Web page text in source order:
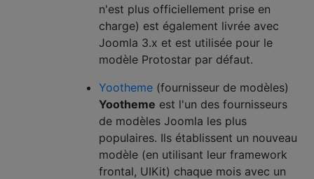
n'est plus officiellement prise en
charge) est également livrée avec
Joomla 3.x et est utilisée pour le
modèle Protostar par défaut.
Yootheme (fournisseur de modèles)
Yootheme est l'un des fournisseurs
de modèles Joomla les plus
populaires. Ils établissent un nouveau
modèle (en utilisant leur framework
frontal, UIKit) chaque mois avec un